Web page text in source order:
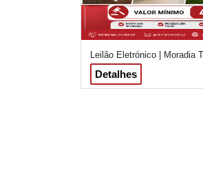
Leilão Eletrónico | Moradia
Detalhes